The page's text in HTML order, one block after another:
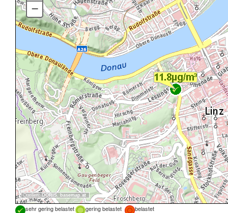
Quellen:DORIS, basemap.at
–
sehr gering belastet gering belastet
belastet